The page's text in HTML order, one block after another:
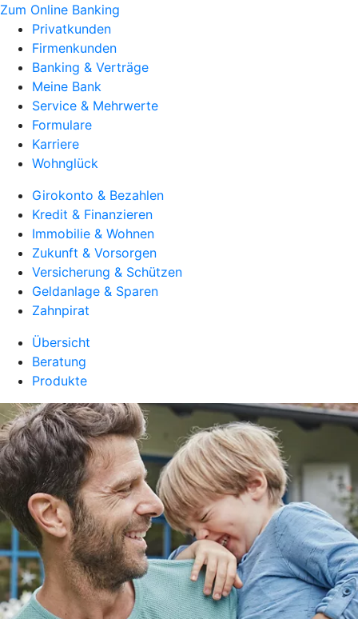
Zum Online Banking
Privatkunden
Firmenkunden
Banking & Verträge
Meine Bank
Service & Mehrwerte
Formulare
Karriere
Wohnglück
Girokonto & Bezahlen
Kredit & Finanzieren
Immobilie & Wohnen
Zukunft & Vorsorgen
Versicherung & Schützen
Geldanlage & Sparen
Zahnpirat
Übersicht
Beratung
Produkte